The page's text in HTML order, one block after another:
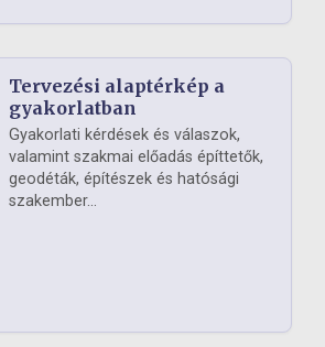
Tervezési alaptérkép a
gyakorlatban
Gyakorlati kérdések és válaszok,
valamint szakmai előadás építtetők,
geodéták, építészek és hatósági
szakember...